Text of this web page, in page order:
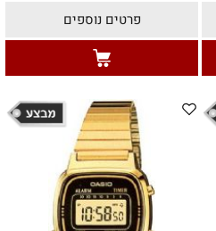
פרטים נוספים